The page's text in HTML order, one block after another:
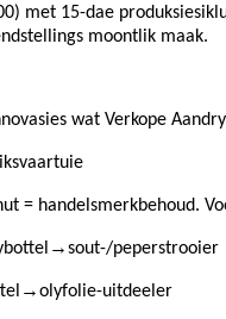
met 15-dae
moontlik maak.
wat Verkope
= handelsmerkbehoud.
→sout-/peperstrooier
→olyfolie-uitdeeler